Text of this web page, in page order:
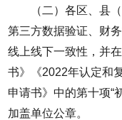
（二）各区、县
第三方数据验证、财
线上线下一致性，并
书》《2022年认定和
申请书》中的第十项“
加盖单位公章。